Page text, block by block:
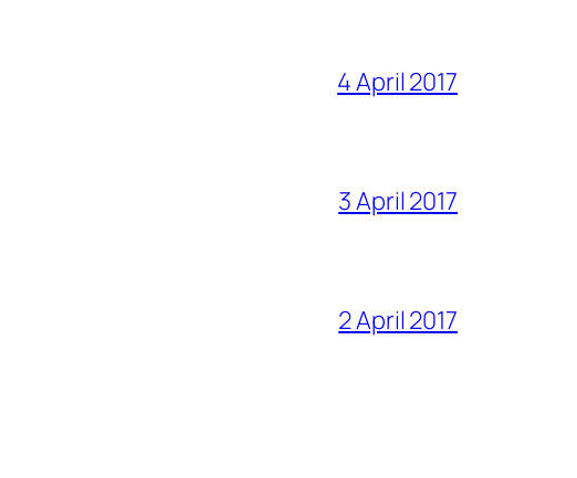
4 April 2017
3 April 2017
2 April 2017